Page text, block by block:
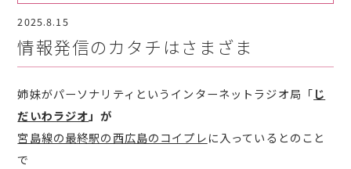
2025.8.15
情報発信のカタチはさまざま
姉妹がパーソナリティというインターネットラジオ局「じ
だいわラジオ」が
宮島線の最終駅の西広島のコイプレに入っているとのこと
で